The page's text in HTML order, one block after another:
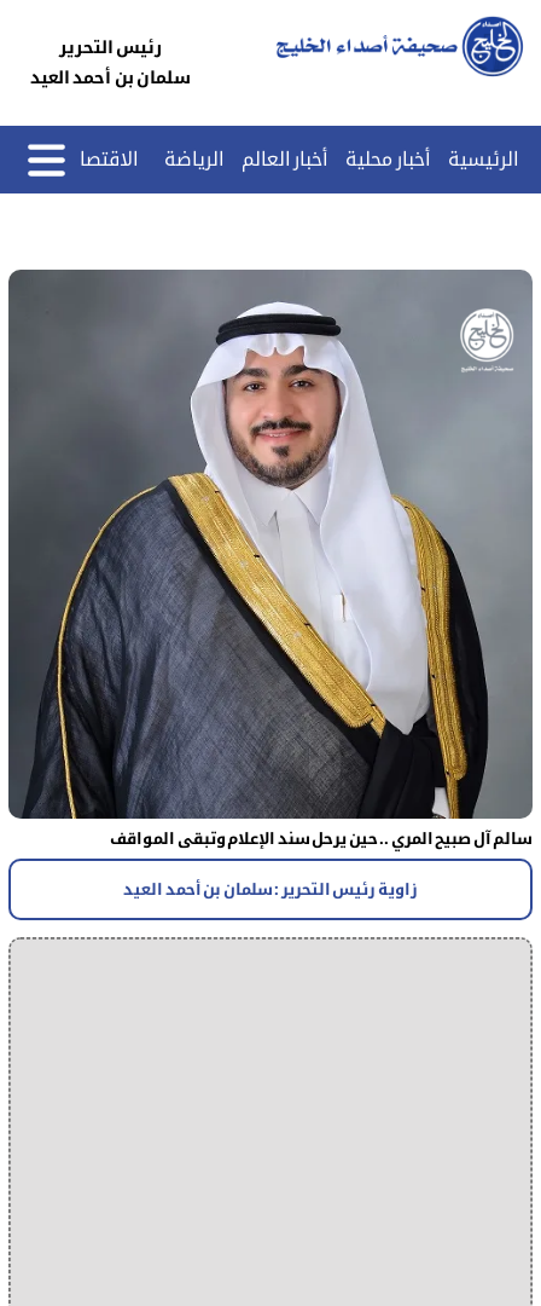
رئيس التحرير
سلمان بن أحمد العيد
الرئيسية أخبار محلية أخبار العالم الرياضة الاقتصاد
سالم آل صبيح المري .. حين يرحل سند الإعلام وتبقى المواقف
زاوية رئيس التحرير : سلمان بن أحمد العيد